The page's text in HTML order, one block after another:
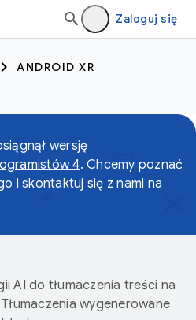
Zaloguj się
ANDROID XR
wersję
4. Chcemy poznać
i skontaktuj się z nami na
AI do tłumaczenia treści na
wygenerowane